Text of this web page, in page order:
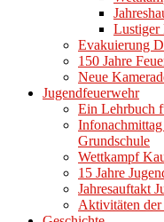
Lustiger
Evakuierung
150 Jahre
Neue
Jugendfeuerwehr
Ein Lehrbuch
Grundschule
Wettkampf
15 Jahre
Jahresauftakt
Aktivitäten der